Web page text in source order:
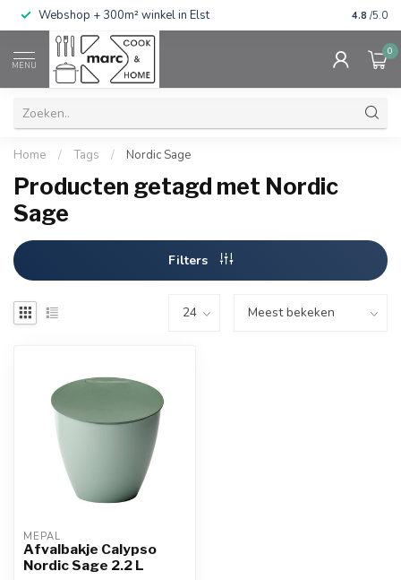
Webshop + 300m² winkel in Elst Gratis
4.8 /5.0
MENU
0
Home / Tags / Nordic Sage
Producten getagd met Nordic
Sage
Filters
MEPAL
Afvalbakje Calypso
Nordic Sage 2.2 L